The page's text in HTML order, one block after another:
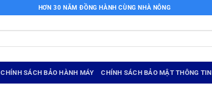
HƠN 30 NĂM ĐỒNG HÀNH CÙNG NHÀ NÔNG
CHÍNH SÁCH BẢO HÀNH MÁY CHÍNH SÁCH BẢO MẬT THÔNG TIN